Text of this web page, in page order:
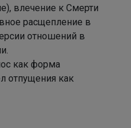
влечение к Смерти
расщепление в
отношений в
как форма
отпущения как